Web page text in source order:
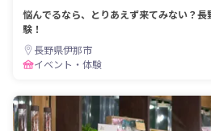
悩んでるなら、とりあえず来てみない？
験！
長野県伊那市
イベント・体験